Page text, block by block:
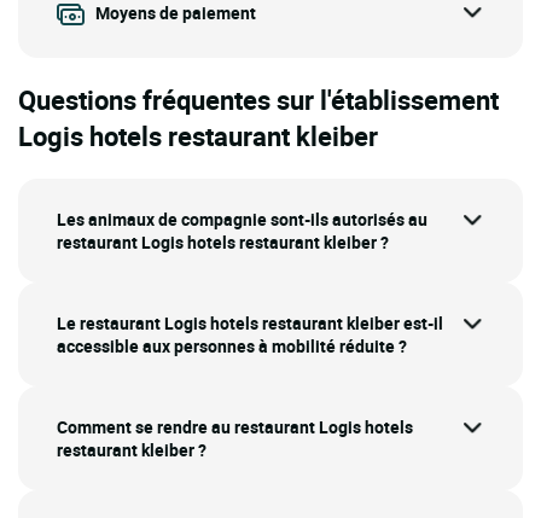
Moyens de paiement
Questions fréquentes sur l'établissement
Logis hotels restaurant kleiber
Les animaux de compagnie sont-ils autorisés au
restaurant Logis hotels restaurant kleiber ?
Le restaurant Logis hotels restaurant kleiber est-il
accessible aux personnes à mobilité réduite ?
Comment se rendre au restaurant Logis hotels
restaurant kleiber ?